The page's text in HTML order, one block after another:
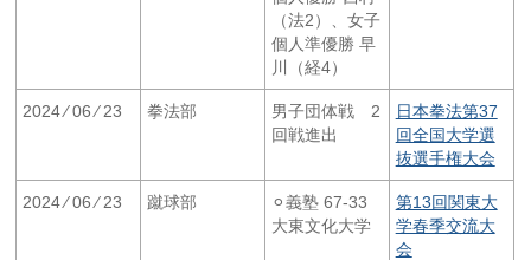
（法2）、女子
個人準優勝 早
川（経4）
2024 ⁄ 06 ⁄ 23 拳法部
男子団体戦 2
回戦進出
日本拳法第37
回全国大学選
抜選手権大会
2024 ⁄ 06 ⁄ 23 蹴球部
⚪︎義塾 67-33
大東文化大学
第13回関東大
学春季交流大
会